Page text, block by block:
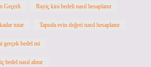
Geçerli Rayiç kira bedeli nasıl hesaplanır
tutar Tapuda evin değeri nasıl hesaplanır
gerçek bedel mi
bedel nasıl alınır